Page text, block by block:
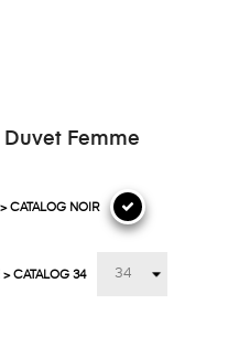
Femme
CATALOG NOIR
CATALOG 34